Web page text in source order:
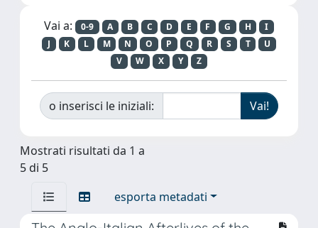
Vai a: 0-9 A B C D E F G H
I
J
K L M N O P Q R S T
U
V
W X Y Z
o inserisci le iniziali:
Mostrati risultati da 1 a
5 di 5
esporta metadati